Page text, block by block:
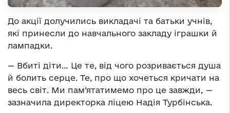
До акції долучились викладачі та батьки учнів,
які принесли до навчального закладу іграшки й
лампадки.
— Вбиті діти… Це те, від чого розривається душа
й болить серце. Те, про що хочеться кричати на
весь світ. Ми пам’ятатимемо про це завжди, —
зазначила директорка ліцею Надія Турбінська.